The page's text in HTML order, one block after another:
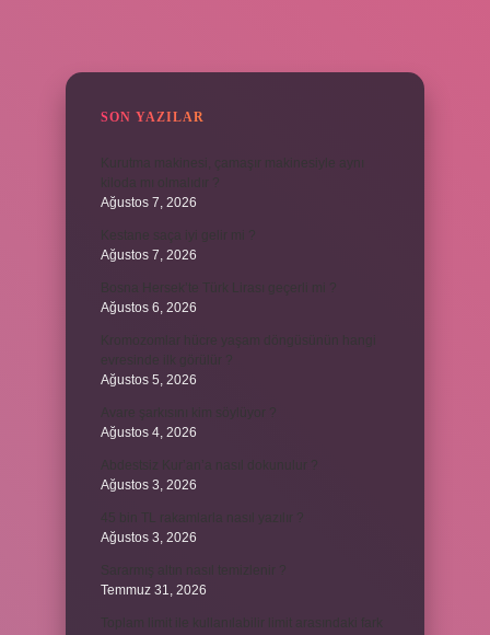
SON YAZILAR
Ağustos 7, 2026
Ağustos 7, 2026
Ağustos 6, 2026
Ağustos 5, 2026
Ağustos 4, 2026
Ağustos 3, 2026
Ağustos 3, 2026
Temmuz 31, 2026